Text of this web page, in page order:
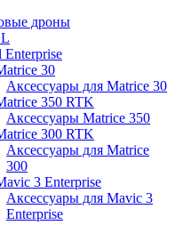
дроны
Enterprise
30
Аксессуары для Matrice 30
350 RTK
Аксессуары Matrice 350
300 RTK
Аксессуары для Matrice
300
3 Enterprise
Аксессуары для Mavic 3
Enterprise